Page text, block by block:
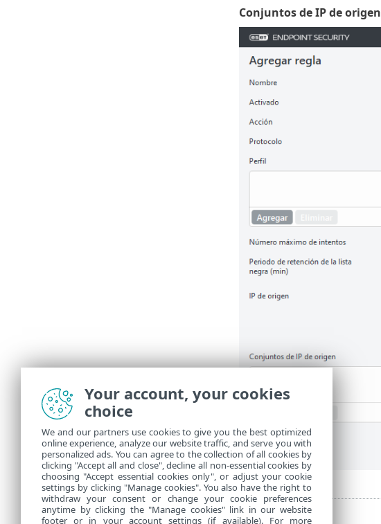
Conjuntos de IP de origen
Your account, your cookies
choice
We and our partners use cookies to give you the best optimized
online experience, analyze our website traffic, and serve you with
personalized ads. You can agree to the collection of all cookies by
clicking "Accept all and close", decline all non-essential cookies by
choosing "Accept essential cookies only", or adjust your cookie
settings by clicking "Manage cookies". You also have the right to
withdraw your consent or change your cookie preferences
anytime by clicking the "Manage cookies" link in our website
footer or in your account settings (if available). For more